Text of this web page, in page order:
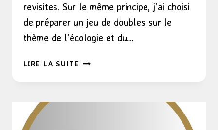
revisites. Sur le même principe, j’ai choisi
de préparer un jeu de doubles sur le
thème de l’écologie et du…
LIRE LA SUITE LE
DES